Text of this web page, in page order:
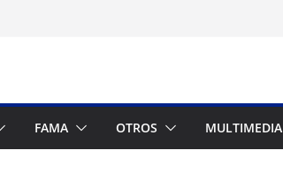
FAMA OTROS MULTIMEDIA